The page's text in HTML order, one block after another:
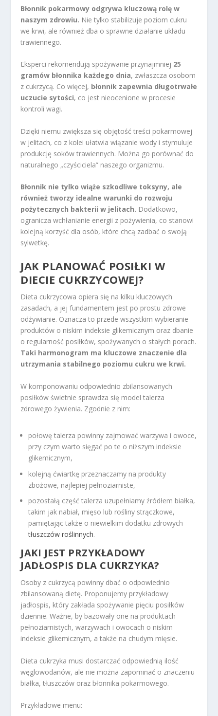
Błonnik pokarmowy odgrywa kluczową rolę w
naszym zdrowiu. Nie tylko stabilizuje poziom cukru
we krwi, ale również dba o sprawne działanie układu
trawiennego.
Eksperci rekomendują spożywanie przynajmniej 25
gramów błonnika każdego dnia, zwłaszcza osobom
z cukrzycą. Co więcej, błonnik zapewnia długotrwałe
uczucie sytości, co jest nieocenione w procesie
kontroli wagi.
Dzięki niemu zwiększa się objętość treści pokarmowej
w jelitach, co z kolei ułatwia wiązanie wody i stymuluje
produkcję soków trawiennych. Można go porównać do
naturalnego „czyściciela” naszego organizmu.
Błonnik nie tylko wiąże szkodliwe toksyny, ale
również tworzy idealne warunki do rozwoju
pożytecznych bakterii w jelitach. Dodatkowo,
ogranicza wchłanianie energii z pożywienia, co stanowi
kolejną korzyść dla osób, które chcą zadbać o swoją
sylwetkę.
JAK PLANOWAĆ POSIŁKI W
DIECIE CUKRZYCOWEJ?
Dieta cukrzycowa opiera się na kilku kluczowych
zasadach, a jej fundamentem jest po prostu zdrowe
odżywianie. Oznacza to przede wszystkim wybieranie
produktów o niskim indeksie glikemicznym oraz dbanie
o regularność posiłków, spożywanych o stałych porach.
Taki harmonogram ma kluczowe znaczenie dla
utrzymania stabilnego poziomu cukru we krwi.
W komponowaniu odpowiednio zbilansowanych
posiłków świetnie sprawdza się model talerza
zdrowego żywienia. Zgodnie z nim:
połowę talerza powinny zajmować warzywa i owoce,
przy czym warto sięgać po te o niższym indeksie
glikemicznym,
kolejną ćwiartkę przeznaczamy na produkty
zbożowe, najlepiej pełnoziarniste,
pozostałą część talerza uzupełniamy źródłem białka,
takim jak nabiał, mięso lub rośliny strączkowe,
pamiętając także o niewielkim dodatku zdrowych
tłuszczów roślinnych.
JAKI JEST PRZYKŁADOWY
JADŁOSPIS DLA CUKRZYKA?
Osoby z cukrzycą powinny dbać o odpowiednio
zbilansowaną dietę. Proponujemy przykładowy
jadłospis, który zakłada spożywanie pięciu posiłków
dziennie. Ważne, by bazowały one na produktach
pełnoziarnistych, warzywach i owocach o niskim
indeksie glikemicznym, a także na chudym mięsie.
Dieta cukrzyka musi dostarczać odpowiednią ilość
węglowodanów, ale nie można zapominać o znaczeniu
białka, tłuszczów oraz błonnika pokarmowego.
Przykładowe menu: